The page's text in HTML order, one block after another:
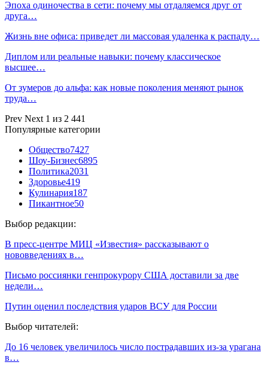
Эпоха одиночества в сети: почему мы отдаляемся друг от
друга…
Жизнь вне офиса: приведет ли массовая удаленка к распаду…
Диплом или реальные навыки: почему классическое
высшее…
От зумеров до альфа: как новые поколения меняют рынок
труда…
Prev Next 1 из 2 441
Популярные категории
Общество7427
Шоу-Бизнес6895
Политика2031
Здоровье419
Кулинария187
Пикантное50
Выбор редакции:
В пресс-центре МИЦ «Известия» рассказывают о
нововведениях в…
Письмо россиянки генпрокурору США доставили за две
недели…
Путин оценил последствия ударов ВСУ для России
Выбор читателей:
До 16 человек увеличилось число пострадавших из-за урагана
в…